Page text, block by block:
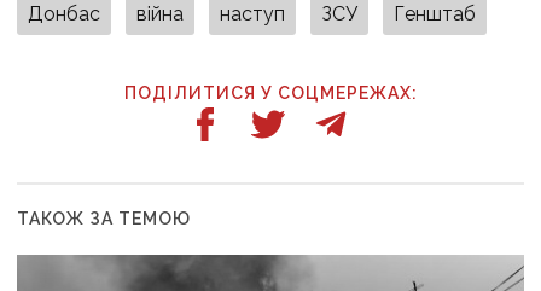
Донбас війна наступ ЗСУ Генштаб
ПОДІЛИТИСЯ У СОЦМЕРЕЖАХ:
ТАКОЖ ЗА ТЕМОЮ